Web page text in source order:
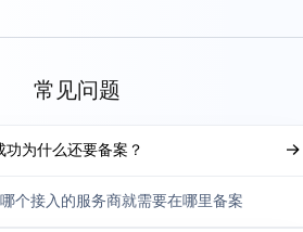
常见问题
为什么还要备案？
个接入的服务商就需要在哪里备案